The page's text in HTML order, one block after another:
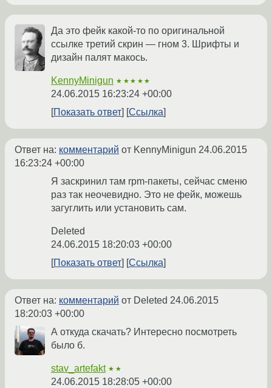
Да это фейк какой-то по оригинальной
ссылке третий скрин — гном 3. Шрифты и
дизайн палят макось.
KennyMinigun ★★★★★
24.06.2015 16:23:24 +00:00
Показать ответ
Ссылка
Ответ на: комментарий от KennyMinigun 24.06.2015
16:23:24 +00:00
Я заскринил там rpm-пакеты, сейчас сменю
раз так неочевидно. Это не фейк, можешь
загуглить или установить сам.
Deleted
24.06.2015 18:20:03 +00:00
Показать ответ
Ссылка
Ответ на: комментарий от Deleted 24.06.2015
18:20:03 +00:00
А откуда скачать? Интересно посмотреть
было б.
stav_artefakt ★★
24.06.2015 18:28:05 +00:00